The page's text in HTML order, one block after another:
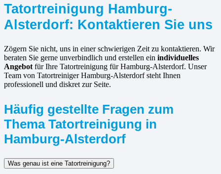
Tatortreinigung Hamburg-
Alsterdorf: Kontaktieren Sie uns
Zögern Sie nicht, uns in einer schwierigen Zeit zu kontaktieren. Wir
beraten Sie gerne unverbindlich und erstellen ein individuelles
Angebot für Ihre Tatortreinigung für Hamburg-Alsterdorf. Unser
Team von Tatortreiniger Hamburg-Alsterdorf steht Ihnen
professionell und diskret zur Seite.
Häufig gestellte Fragen zum
Thema Tatortreinigung in
Hamburg-Alsterdorf
Was genau ist eine Tatortreinigung?